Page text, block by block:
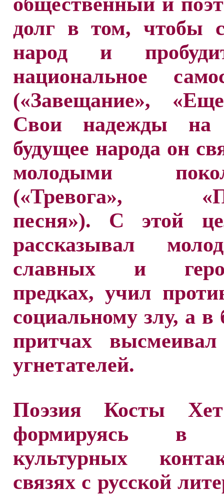
долг в том, чтобы
народ и
национальное
(«Завещание»,
Свои надежды на
будущее народа он
молодыми
(«Тревога»,
песня»). С этой
рассказывал
славных и
предках, учил
социальному злу, а в
притчах
угнетателей.
Поэзия Косты
формируясь в
культурных
связях с русской